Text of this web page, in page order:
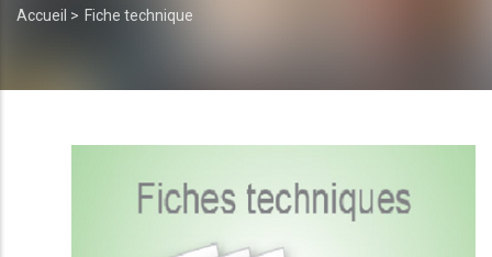
Fil
Accueil > Fiche technique